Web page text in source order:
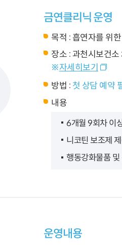
금연클리닉 운영
목적 : 흡연자를 위
장소 : 과천시보건
※자세히보기
방법 : 첫 상담 예약
내용
6개월 9회차 이
니코틴 보조제
행동강화물품
운영내용